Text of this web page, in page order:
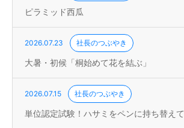
ピラミッド西瓜
2026.07.23 社長のつぶやき
大暑・初候「桐始めて花を結ぶ」
2026.07.15 社長のつぶやき
単位認定試験！ハサミをペンに持ち替えて